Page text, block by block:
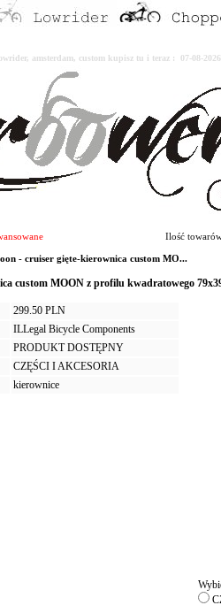
amsterdam, custom kupisz tu i teraz : 07-08-
Ilość
- cruiser gięte-kierownica custom MO...
custom MOON z profilu kwadratowego
299.50 PLN
ILLegal Bicycle Components
PRODUKT DOSTĘPNY
CZĘŚCI I AKCESORIA
kierownice